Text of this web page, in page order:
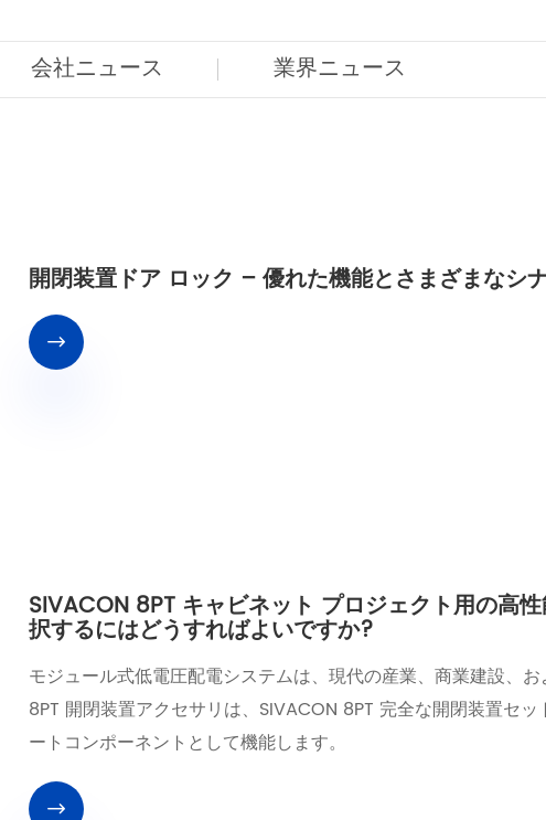
会社ニュース 業界ニュース
開閉装置ドア ロック – 優れた機能とさまざまなシ

SIVACON 8PT キャビネット プロジェクト用の高
択するにはどうすればよいですか?
モジュール式低電圧配電システムは、現代の産業、商業建設、
8PT 開閉装置アクセサリは、SIVACON 8PT 完全な開閉装置セ
ートコンポーネントとして機能します。
